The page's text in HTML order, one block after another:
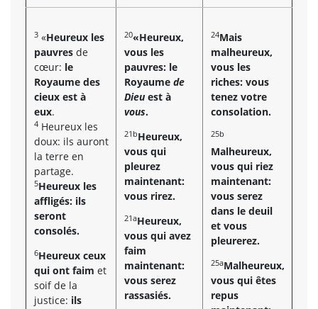
3«Heureux les
pauvresde
cœur: le
Royaume des
cieux est à
eux.
4Heureux les
doux: ils auront
la terre en
partage.
5Heureux les
affligés: ils
seront
consolés.
6Heureux ceux
qui ont faim et
soif de la
justice: ils
20«Heureux,
vous les
pauvres: le
Royaume de
Dieuest à
vous.
21bHeureux,
vous qui
pleurez
maintenant:
vous rirez.
21aHeureux,
vous qui avez
faim
maintenant:
vous serez
rassasiés.
24Mais
malheureux,
vous les
riches: vous
tenez votre
consolation.
25b
Malheureux,
vous qui riez
maintenant:
vous serez
dans le deuil
et vous
pleurerez.
25aMalheureux,
vous qui êtes
repus